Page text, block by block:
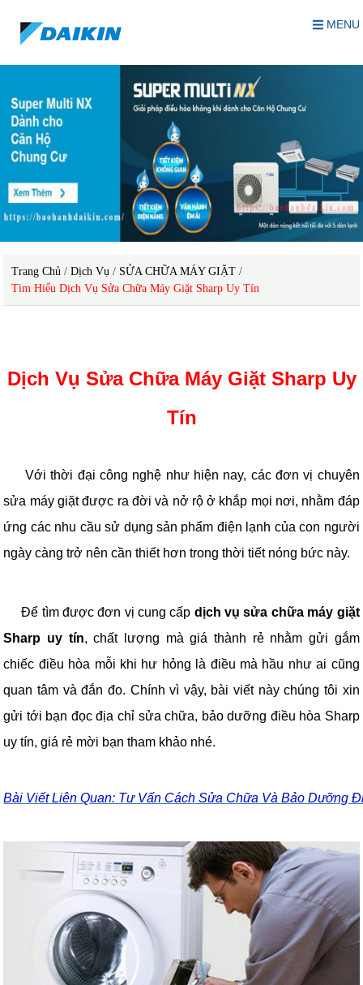
MENU
Trang Chủ /Dịch Vụ / SỬA CHỮA MÁY GIẶT /
Tìm Hiểu Dịch Vụ Sửa Chữa Máy Giặt Sharp Uy Tín
Dịch Vụ Sửa Chữa Máy Giặt Sharp Uy
Tín
Với thời đại công nghệ như hiện nay, các đơn vị chuyên
sửa máy giặt được ra đời và nở rộ ở khắp mọi nơi, nhằm đáp
ứng các nhu cầu sử dụng sản phẩm điện lạnh của con người
ngày càng trở nên cần thiết hơn trong thời tiết nóng bức này.
Để tìm được đơn vị cung cấp dịch vụ sửa chữa máy giặt
Sharp uy tín, chất lượng mà giá thành rẻ nhằm gửi gắm
chiếc điều hòa mỗi khi hư hỏng là điều mà hầu như ai cũng
quan tâm và đắn đo. Chính vì vậy, bài viết này chúng tôi xin
gửi tới bạn đọc địa chỉ sửa chữa, bảo dưỡng điều hòa Sharp
uy tín, giá rẻ mời bạn tham khảo nhé.
Bài Viết Liên Quan: Tư Vấn Cách Sửa Chữa Và Bảo Dưỡng